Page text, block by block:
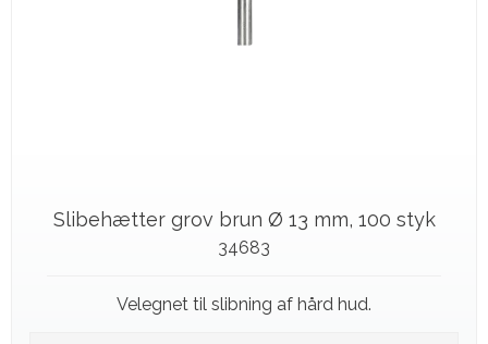
Slibehætter grov brun Ø 13 mm, 100 styk
34683
Velegnet til slibning af hård hud.